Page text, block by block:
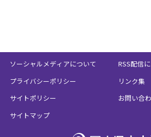
ソーシャルメディアについて
プライバシーポリシー
サイトポリシー
サイトマップ
RSS配信
リンク集
お問い合